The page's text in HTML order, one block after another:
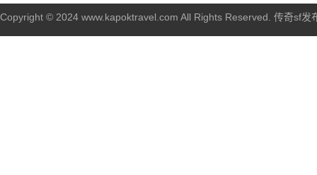
Copyright © 2024 www.kapoktravel.com All Rights Reserved. 传奇sf发